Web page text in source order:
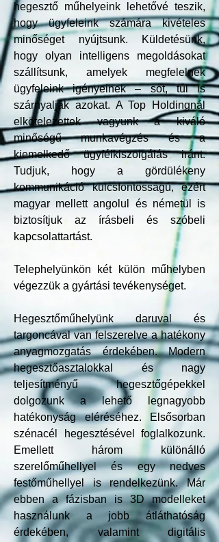
hegesztő műhelyeink lehetővé teszik,
hogy ügyfeleink számára kivételes
minőséget nyújtsunk. Küldetésünk,
hogy olyan intelligens megoldásokat
szállítsunk, amelyek megfelelnek
ügyfeleink igényeinek – sőt, túl is
szárnyalják azokat. A Top Holdingnál
elkötelezettek vagyunk a kiváló
minőségű munkavégzés és a
kiemelkedő ügyfélkiszolgálás iránt.
Tudjuk, hogy a gördülékeny
kommunikáció kulcsfontosságú, ezért
magyar mellett angolul és németül is
biztosítjuk az írásbeli és szóbeli
kapcsolattartást.
Telephelyünkön két külön műhelyben
végezzük a gyártási tevékenységet.
Hegesztőműhelyünk daruval és
targoncával van felszerelve a hatékony
anyagmozgatás érdekében. Modern
hegesztőasztalokkal és nagy
teljesítményű hegesztőgépekkel
dolgozunk a lehető legnagyobb
hatékonyság eléréséhez. Elsősorban
szénacél hegesztésével foglalkozunk.
Emellett három különálló
szerelőműhellyel és egy nedves
festőműhellyel is rendelkezünk. Már
ebben a fázisban is 3D modelleket
használunk a jobb átláthatóság
érdekében, valamint digitális